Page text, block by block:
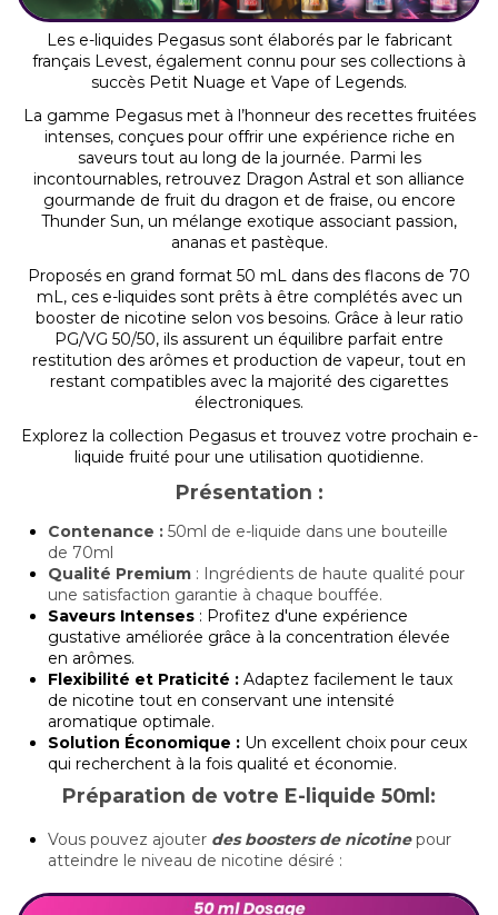
Les e-liquides Pegasus sont élaborés par le fabricant
français Levest, également connu pour ses collections à
succès Petit Nuage et Vape of Legends.
La gamme Pegasus met à l’honneur des recettes fruitées
intenses, conçues pour offrir une expérience riche en
saveurs tout au long de la journée. Parmi les
incontournables, retrouvez Dragon Astral et son alliance
gourmande de fruit du dragon et de fraise, ou encore
Thunder Sun, un mélange exotique associant passion,
ananas et pastèque.
Proposés en grand format 50 mL dans des flacons de 70
mL, ces e-liquides sont prêts à être complétés avec un
booster de nicotine selon vos besoins. Grâce à leur ratio
PG/VG 50/50, ils assurent un équilibre parfait entre
restitution des arômes et production de vapeur, tout en
restant compatibles avec la majorité des cigarettes
électroniques.
Explorez la collection Pegasus et trouvez votre prochain e-
liquide fruité pour une utilisation quotidienne.
Présentation :
Contenance : 50ml de e-liquide dans une bouteille
de 70ml
Qualité Premium : Ingrédients de haute qualité pour
une satisfaction garantie à chaque bouffée.
Saveurs Intenses : Profitez d'une expérience
gustative améliorée grâce à la concentration élevée
en arômes.
Flexibilité et Praticité : Adaptez facilement le taux
de nicotine tout en conservant une intensité
aromatique optimale.
Solution Économique : Un excellent choix pour ceux
qui recherchent à la fois qualité et économie.
Préparation de votre E-liquide 50ml:
Vous pouvez ajouter des boosters de nicotinepour
atteindre le niveau de nicotine désiré :